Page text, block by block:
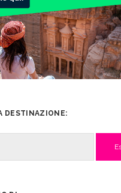
DESTINAZIONE: